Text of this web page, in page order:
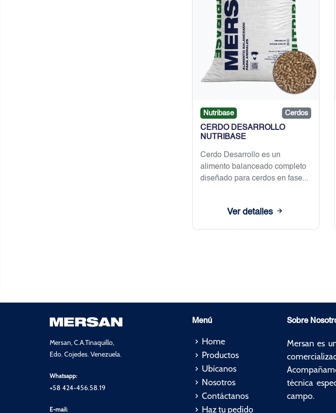
Nutribase Cerdos
CERDO DESARROLLO
NUTRIBASE
Cerdo Desarrollo es un
alimento balanceado completo
diseñado para cerdos en fase...
Ver detalles
Mersan, C.A.Tinaquillo,
Edo. Cojedes. Venezuela.
Whatsapp:
+58 424-456.58.19
E-mail:
Menú
Home
Productos
Ubícanos
Nosotros
Contáctanos
Haz tu pedido
Sobre
Mersan es
técnica
campo.